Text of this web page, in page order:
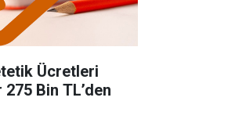
Ücretleri
Bin TL’den